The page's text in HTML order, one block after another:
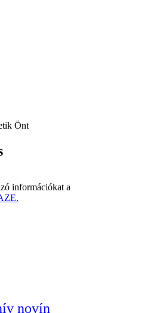
Önt
információkat a
novín